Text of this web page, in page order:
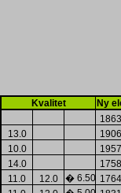
Kvalitet
Ny
1863
13.0 1906
10.0
1957
14.0 1758
11.0 12.0 � 6.50 1764